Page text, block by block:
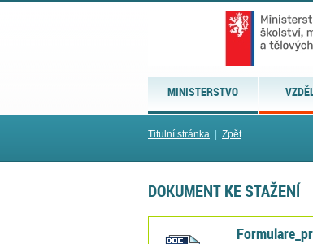
MINISTERSTVO
Titulní stránka Zpět
DOKUMENT KE STAŽENÍ